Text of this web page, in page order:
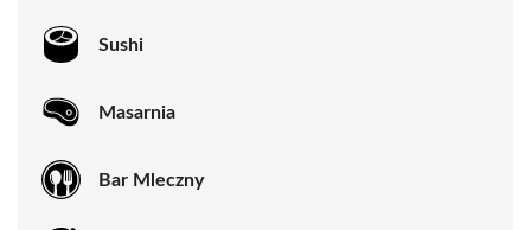
Sushi
Masarnia
Bar Mleczny